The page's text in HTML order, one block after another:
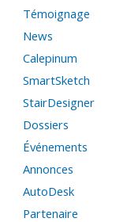
Témoignage
News
Calepinum
SmartSketch
StairDesigner
Dossiers
Événements
Annonces
AutoDesk
Partenaire